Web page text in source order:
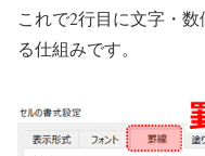
これで2行目に文字・
る仕組みです。